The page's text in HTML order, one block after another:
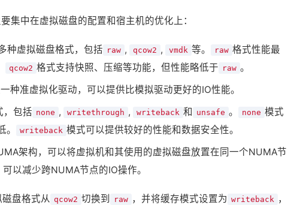
集中在虚拟磁盘的配置和宿主机的优化上：
种虚拟磁盘格式，包括 raw , qcow2 , vmdk 等。 raw 格式性能最
qcow2 格式支持快照、压缩等功能，但性能略低于 raw 。
种准虚拟化驱动，可以提供比模拟驱动更好的IO性能。
，包括 none , writethrough , writeback 和 unsafe 。 none 模式
writeback 模式可以提供较好的性能和数据安全性。
架构，可以将虚拟机和其使用的虚拟磁盘放置在同一个NUMA节
可以减少跨NUMA节点的IO操作。
盘格式从 qcow2 切换到 raw ，并将缓存模式设置为 writeback ，